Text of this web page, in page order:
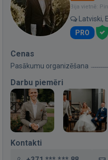
Bija vietnē:
Latviski,
PRO
Cenas
Pasākumu organizēšana
Darbu piemēri
Kontakti